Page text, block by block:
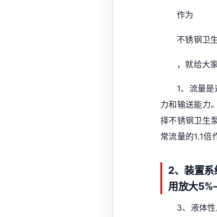
作为
不锈钢卫
，就给大
1、流量
力和输送能力
择不锈钢卫生
常流量的1.1倍
2、装置
用放大
3、液体